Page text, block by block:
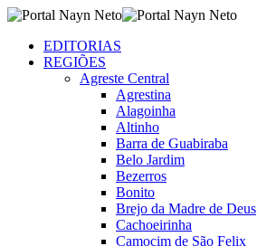
EDITORIAS
REGIÕES
Agreste Central
Agrestina
Alagoinha
Altinho
Barra de Guabiraba
Belo Jardim
Bezerros
Bonito
Brejo da Madre de Deus
Cachoeirinha
Camocim de São Felix